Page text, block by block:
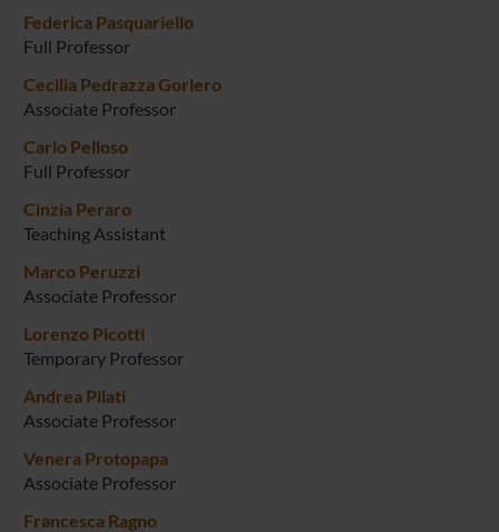
Federica Pasquariello
Full Professor
Cecilia Pedrazza Gorlero
Associate Professor
Carlo Pelloso
Full Professor
Cinzia Peraro
Teaching Assistant
Marco Peruzzi
Associate Professor
Lorenzo Picotti
Temporary Professor
Andrea Pilati
Associate Professor
Venera Protopapa
Associate Professor
Francesca Ragno